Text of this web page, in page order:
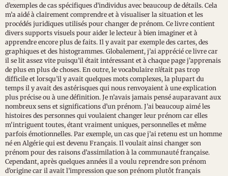
d’exemples de cas spécifiques d’individus avec beaucoup de détails. Cela
m’a aidé à clairement comprendre et à visualiser la situation et les
procédés juridiques utilisés pour changer de prénom. Ce livre contient
divers supports visuels pour aider le lecteur à bien imaginer et à
apprendre encore plus de faits. Il y avait par exemple des cartes, des
graphiques et des histogrammes. Globalement, j’ai apprécié ce livre car
il se lit assez vite puisqu’il était intéressant et à chaque page j’apprenais
de plus en plus de choses. En outre, le vocabulaire n’était pas trop
difficile et lorsqu’il y avait quelques mots complexes, la plupart du
temps il y avait des astérisques qui nous renvoyaient à une explication
plus précise ou à une définition. Je n’avais jamais pensé auparavant aux
nombreux sens et significations d’un prénom. J’ai beaucoup aimé les
histoires des personnes qui voulaient changer leur prénom car elles
m'intriguent toutes, étant vraiment uniques, personnelles et même
parfois émotionnelles. Par exemple, un cas que j’ai retenu est un homme
né en Algérie qui est devenu Français. Il voulait ainsi changer son
prénom pour des raisons d’assimilation à la communauté française.
Cependant, après quelques années il a voulu reprendre son prénom
d’origine car il avait l’impression que son prénom plutôt français